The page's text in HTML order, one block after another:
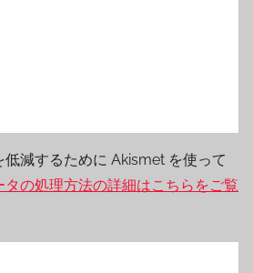
低減するために Akismet を使って
タの処理方法の詳細はこちらをご覧